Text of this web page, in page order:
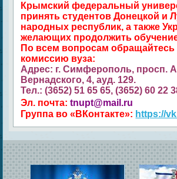
Крымский федеральный
принять студентов Донецкой и
народных республик, а также
желающих продолжить
По всем вопросам
комиссию вуза:
Адрес: г. Симферополь, просп.
Вернадского, 4, ауд. 129.
Тел.: (3652) 51 65 65, (3652) 60 22
Эл. почта:tnupt@mail.ru
Группа во «ВКонтакте»: https://